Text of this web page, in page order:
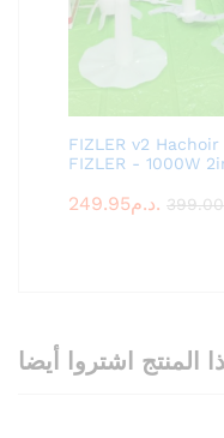
FIZLER v2
FIZLER - 1000W
249.95 د.م. 399.00
المنتج اشتروا أيضا